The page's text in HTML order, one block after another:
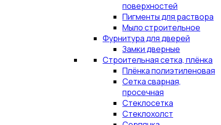
поверхностей
Пигменты для раствора
Мыло строительное
Фурнитура для дверей
Замки дверные
Строительная сетка, плёнка
Плёнка полиэтиленовая
Сетка сварная,
просечная
Стеклосетка
Стеклохолст